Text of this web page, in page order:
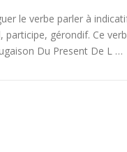
le verbe parler à
gérondif. Ce
Du Present De L …